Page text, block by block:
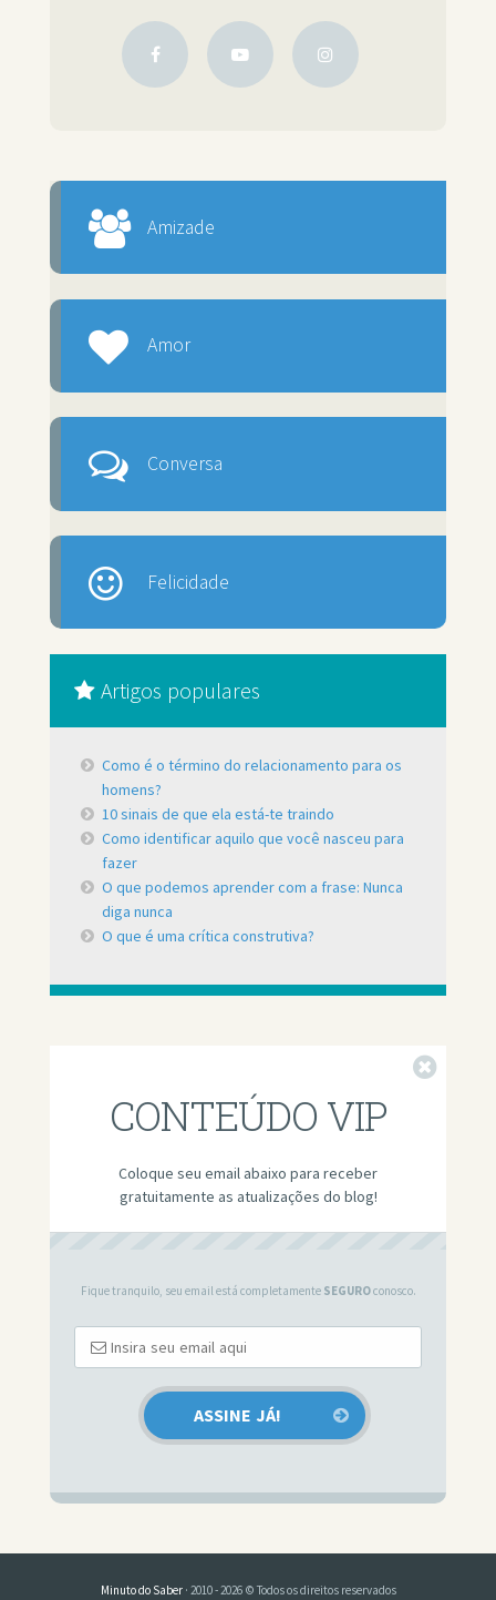
Amizade
Amor
Conversa
Felicidade
Artigos populares
Como é o término do relacionamento para os
homens?
10 sinais de que ela está-te traindo
Como identificar aquilo que você nasceu para
fazer
O que podemos aprender com a frase: Nunca
diga nunca
O que é uma crítica construtiva?
CONTEÚDO VIP
Coloque seu email abaixo para receber
gratuitamente as atualizações do blog!
Fique tranquilo, seu email está completamente SEGUROconosco.
Minuto do Saber· 2010 - 2026 © Todos os direitos reservados